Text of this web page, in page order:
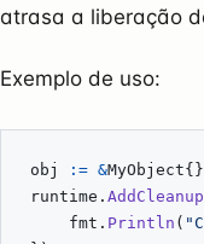
atrasa a liberação
Exemplo de uso:
obj := &MyObject{}
runtime . AddCleanup
fmt . Println (